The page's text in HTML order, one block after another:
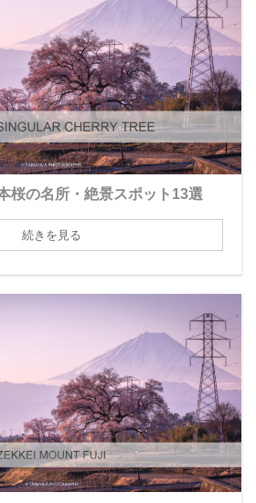
桜の名所・絶景スポット13選
続きを見る